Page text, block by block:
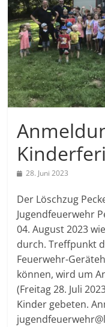
28. Juni 2023
Der Löschzug
Jugendfeuerwehr
04. August 2023
durch. Treffpunkt
Feuerwehr-
können, wird um
(Freitag 28. Juli
Kinder gebeten.